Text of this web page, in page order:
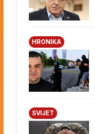
HRONIKA
SVIJET